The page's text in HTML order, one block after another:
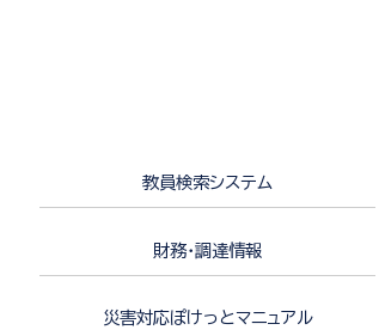
教員検索システム
財務・調達情報
災害対応ぽけっとマニュアル